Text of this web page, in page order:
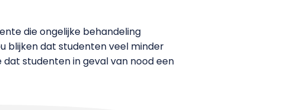
die ongelijke behandeling
blijken dat studenten veel minder
studenten in geval van nood een